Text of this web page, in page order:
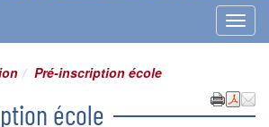
Menu
Pré-inscription école
école